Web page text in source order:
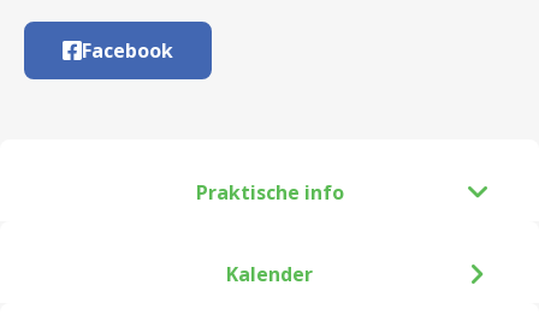
Facebook
Praktische info
Kalender